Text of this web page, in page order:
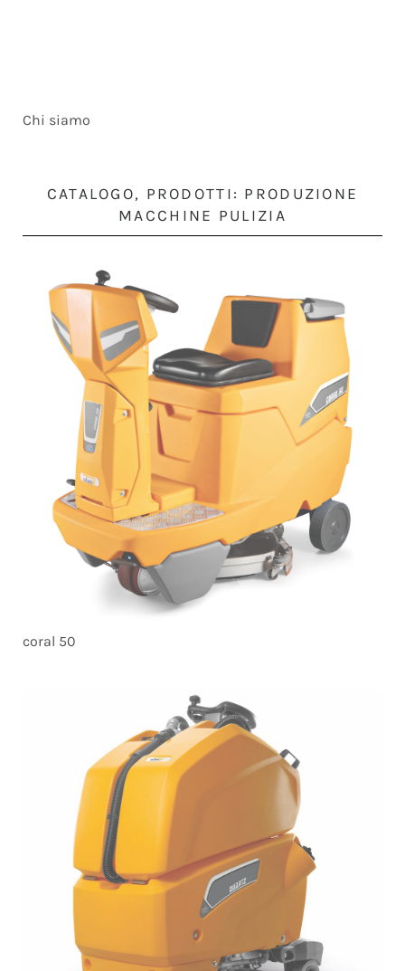
Chi siamo
CATALOGO, PRODOTTI: PRODUZIONE
MACCHINE PULIZIA
coral 50